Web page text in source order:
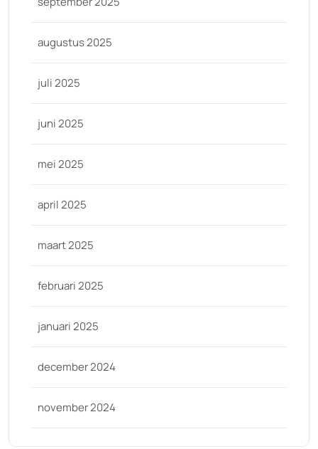
augustus 2025
juli 2025
juni 2025
mei 2025
april 2025
maart 2025
februari 2025
januari 2025
december 2024
november 2024